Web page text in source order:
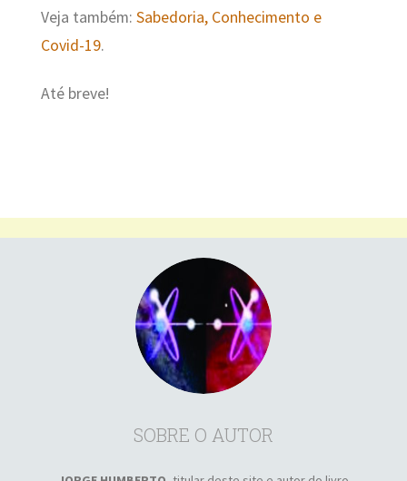
Veja também: Sabedoria, Conhecimento e
Covid-19.
Até breve!
SOBRE O AUTOR